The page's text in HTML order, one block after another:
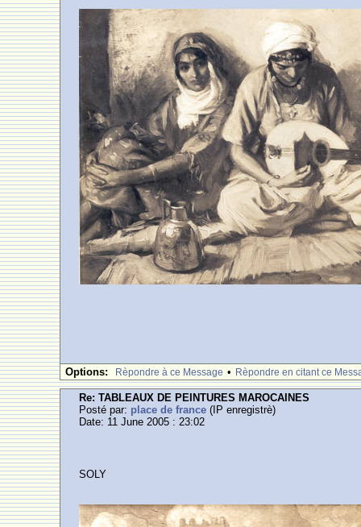
Options: Rèpondre à ce Message • Rèpondre en citant ce
Re: TABLEAUX DE PEINTURES MAROCAINES
Posté par: place de france (IP enregistrè)
Date: 11 June 2005 : 23:02
SOLY